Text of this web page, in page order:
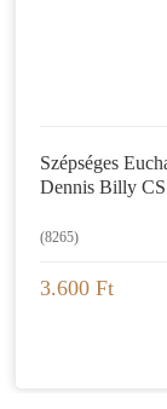
Szépséges
Dennis Billy
(8265)
3.600 Ft